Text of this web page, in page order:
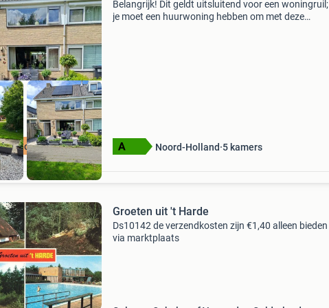
op onze site
Belangrijk! Dit geldt uitsluitend voor een woningruil;
je moet een huurwoning hebben om met deze
Noord-Holland 5 kamers
Groeten uit 't Harde
Ds10142 de verzendkosten zijn €1,40 alleen bieden
via marktplaats